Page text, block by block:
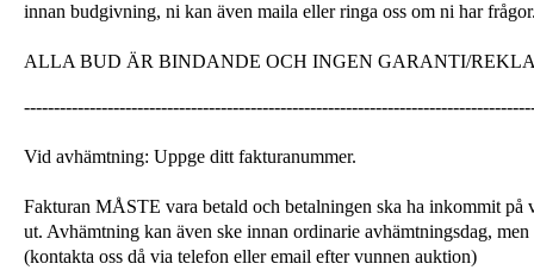
innan budgivning, ni kan även maila eller ringa oss om ni har
ALLA BUD ÄR BINDANDE OCH INGEN GARANTI/
Vid avhämtning: Uppge ditt fakturanummer.
Fakturan MÅSTE vara betald och betalningen ska ha inkommit på
ut. Avhämtning kan även ske innan ordinarie avhämtningsdag,
(kontakta oss då via telefon eller email efter vunnen auktion)